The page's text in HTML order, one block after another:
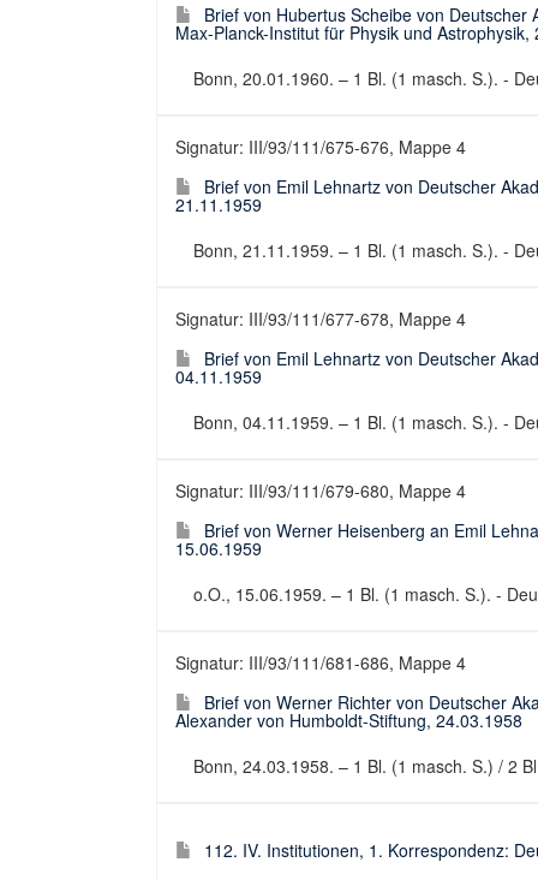
Brief von Hubertus Scheibe von
Max-Planck-Institut für Physik und Astrophysik,
Bonn, 20.01.1960. – 1 Bl. (1 masch. S.). -
Signatur: III/93/111/675-676, Mappe 4
Brief von Emil Lehnartz von Deutscher
21.11.1959
Bonn, 21.11.1959. – 1 Bl. (1 masch. S.). -
Signatur: III/93/111/677-678, Mappe 4
Brief von Emil Lehnartz von Deutscher
04.11.1959
Bonn, 04.11.1959. – 1 Bl. (1 masch. S.). -
Signatur: III/93/111/679-680, Mappe 4
Brief von Werner Heisenberg an Emil
15.06.1959
o.O., 15.06.1959. – 1 Bl. (1 masch. S.). -
Signatur: III/93/111/681-686, Mappe 4
Brief von Werner Richter von Deutscher
Alexander von Humboldt-Stiftung, 24.03.1958
Bonn, 24.03.1958. – 1 Bl. (1 masch. S.) / 2
112. IV. Institutionen, 1. Korrespondenz: